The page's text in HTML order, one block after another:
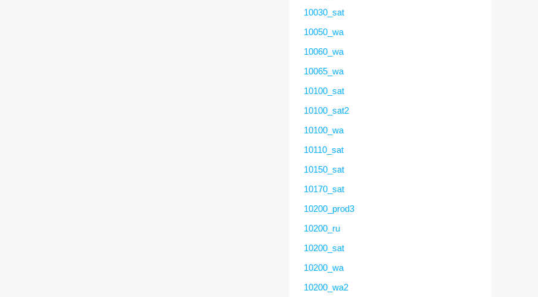
10030_sat
10050_wa
10060_wa
10065_wa
10100_sat
10100_sat2
10100_wa
10110_sat
10150_sat
10170_sat
10200_prod3
10200_ru
10200_sat
10200_wa
10200_wa2